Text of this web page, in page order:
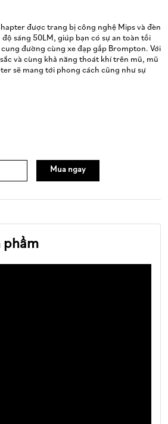
được trang bị công nghệ Mips và đèn
sáng 50LM, giúp bạn có sự an toàn tối
đường cùng xe đạp gấp Brompton. Với
và cùng khả năng thoát khí trên mũ, mũ
sẽ mang tới phong cách cũng như sự
Mua ngay
phẩm